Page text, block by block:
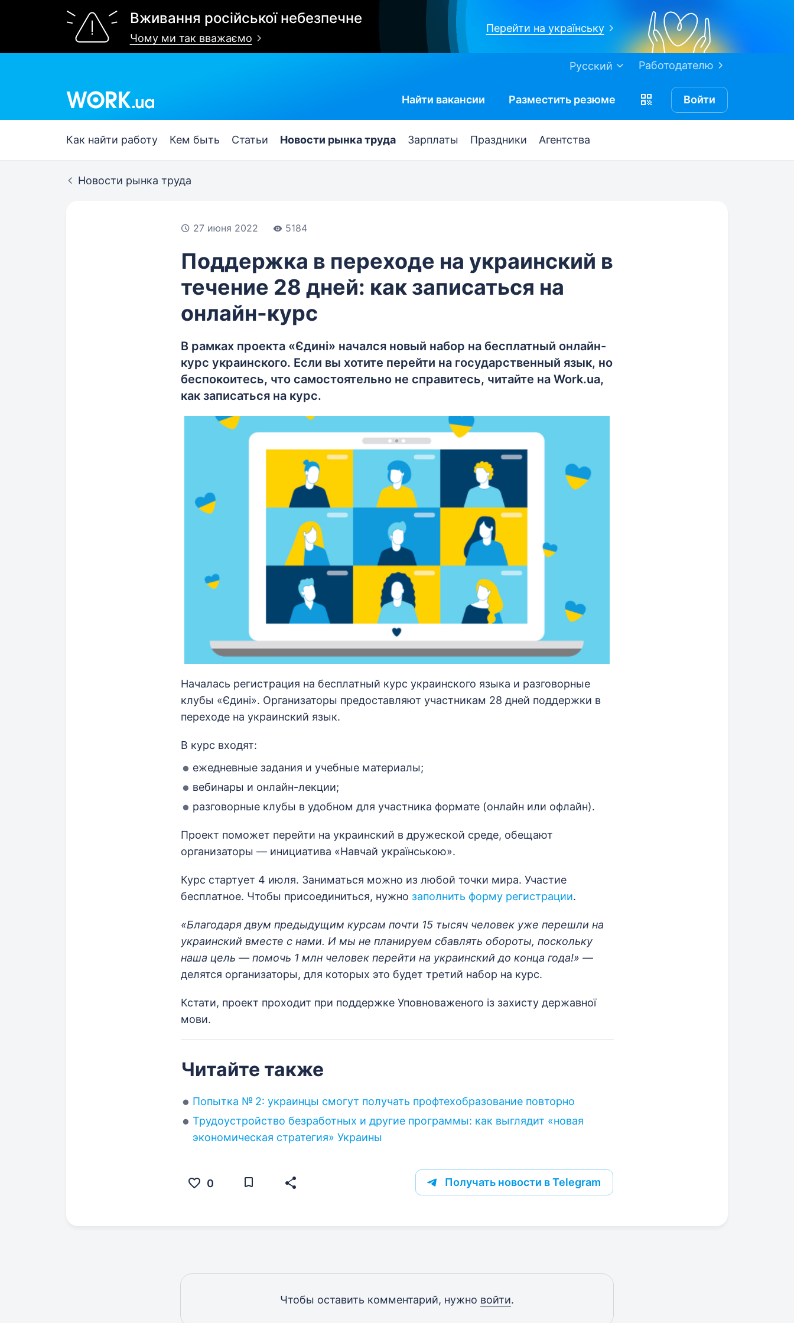
Вживання російської небезпечне
Чому ми так вважаємо
Перейти на українську
Работодателю
Русский
Найти вакансии Разместить резюме Войти
Как найти работу Кем быть Статьи Новости рынка труда Зарплаты Праздники Агентства
Новости рынка труда
27 июня 2022 5184
Поддержка в переходе на украинский в
течение 28 дней: как записаться на
онлайн-курс
В рамках проекта «Єдині» начался новый набор на бесплатный онлайн-
курс украинского. Если вы хотите перейти на государственный язык, но
беспокоитесь, что самостоятельно не справитесь, читайте на Work.ua,
как записаться на курс.
Началась регистрация на бесплатный курс украинского языка и разговорные
клубы «Єдині». Организаторы предоставляют участникам 28 дней поддержки в
переходе на украинский язык.
В курс входят:
ежедневные задания и учебные материалы;
вебинары и онлайн-лекции;
разговорные клубы в удобном для участника формате (онлайн или офлайн).
Проект поможет перейти на украинский в дружеской среде, обещают
организаторы — инициатива «Навчай українською».
Курс стартует 4 июля. Заниматься можно из любой точки мира. Участие
бесплатное. Чтобы присоединиться, нужно заполнить форму регистрации.
«Благодаря двум предыдущим курсам почти 15 тысяч человек уже перешли на
украинский вместе с нами. И мы не планируем сбавлять обороты, поскольку
наша цель — помочь 1 млн человек перейти на украинский до конца года!» —
делятся организаторы, для которых это будет третий набор на курс.
Кстати, проект проходит при поддержке Уповноваженого із захисту державної
мови.
Читайте также
Попытка № 2: украинцы смогут получать профтехобразование повторно
Трудоустройство безработных и другие программы: как выглядит «новая
экономическая стратегия» Украины
0 Получать новости в Telegram
Чтобы оставить комментарий, нужно войти.